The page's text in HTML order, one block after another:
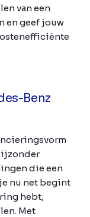
van een
en geef jouw
Benz
die een
nu net begint
hebt,
Met